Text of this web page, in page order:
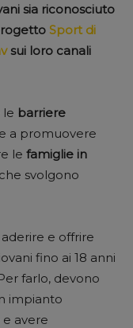
sia riconosciuto
Sport di
sui loro canali
le barriere
a promuovere
le famiglie in
che svolgono
e offrire
fino ai 18 anni
farlo, devono
impianto
avere